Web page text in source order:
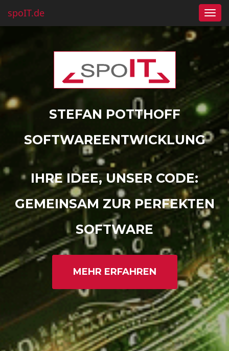
spoIT.de
STEFAN POTTHOFF
SOFTWAREENTWICKLUNG
IHRE IDEE, UNSER CODE:
GEMEINSAM ZUR PERFEKTEN
SOFTWARE
MEHR ERFAHREN